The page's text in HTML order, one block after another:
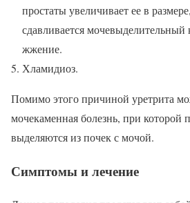
простаты увеличивает ее в
сдавливается мочевыделительный
жжение.
Хламидиоз.
Помимо этого причиной уретрита
мочекаменная болезнь, при которой
выделяются из почек с мочой.
Симптомы и лечение